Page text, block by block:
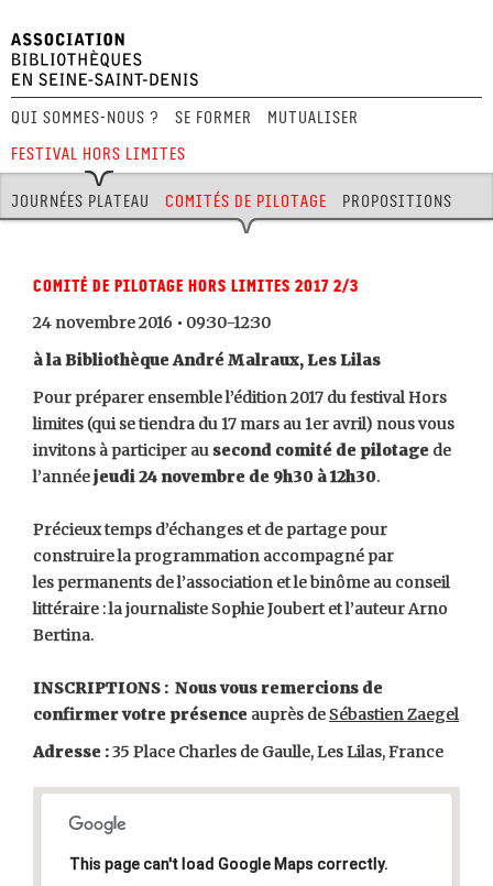
Qui sommes-nous ? Se former
Mutualiser
Festival Hors Limites
Journées plateau Comités de pilotage Propositions
Comité de Pilotage Hors limites 2017 2/3
24 novembre 2016 • 09:30-12:30
à la Bibliothèque André Malraux, Les Lilas
Pour préparer ensemble l’édition 2017 du festival Hors
limites (qui se tiendra du 17 mars au 1er avril) nous vous
invitons à participer ausecond comité de pilotagede
l’annéejeudi 24 novembre de 9h30 à 12h30.
Précieux temps d’échanges et de partage pour
construire la programmation accompagné par
les permanents de l’association et le binôme au conseil
littéraire : la journaliste Sophie Joubert et l’auteur Arno
Bertina.
INSCRIPTIONS : Nous vous remercions de
confirmer votre présenceauprès deSébastien Zaegel
Adresse :35 Place Charles de Gaulle, Les Lilas, France
This page can't load Google Maps correctly.